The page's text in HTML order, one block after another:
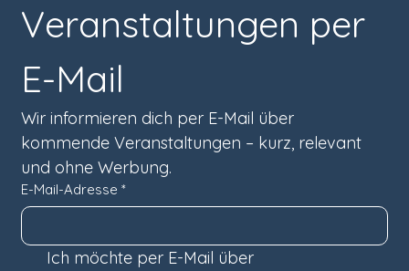
Veranstaltungen per
E-Mail
Wir informieren dich per E-Mail über
kommende Veranstaltungen – kurz, relevant
und ohne Werbung.
E-Mail-Adresse *
Ich möchte per E-Mail über